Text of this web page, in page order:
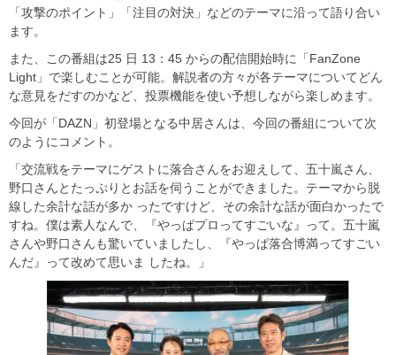
「攻撃のポイント」「注目の対決」などのテーマに沿って語り合い
ます。
また、この番組は25 日 13：45 からの配信開始時に「FanZone
Light」で楽しむことが可能。解説者の方々が各テーマについてどん
な意見をだすのかなど、投票機能を使い予想しながら楽しめます。
今回が「DAZN」初登場となる中居さんは、今回の番組について次
のようにコメント。
「交流戦をテーマにゲストに落合さんをお迎えして、五十嵐さん、
野口さんとたっぷりとお話を伺うことができました。テーマから脱
線した余計な話が多か ったですけど、その余計な話が面白かったで
すね。僕は素人なんで、『やっぱプロってすごいな』って。五十嵐
さんや野口さんも驚いていましたし、『やっぱ落合博満ってすごい
んだ』って改めて思いま したね。」